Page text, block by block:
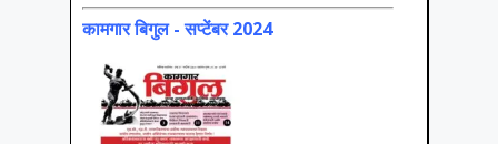
कामगार बिगुल - सप्टेंबर 2024